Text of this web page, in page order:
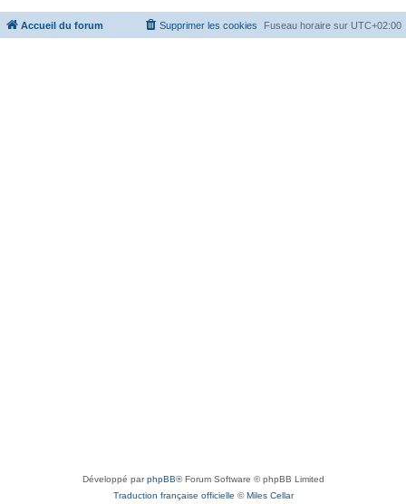
Accueil du forum Fuseau horaire sur UTC+02:00
Supprimer les cookies
Développé parphpBB® Forum Software © phpBB Limited
Traduction française officielle ©Miles Cellar